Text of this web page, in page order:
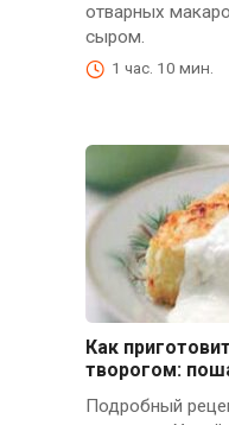
отварных
сыром.
1 час. 10 мин.
Как
творогом:
Подробный